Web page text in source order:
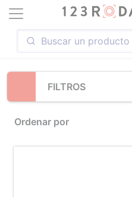
FILTROS
Ordenar por
Loading...